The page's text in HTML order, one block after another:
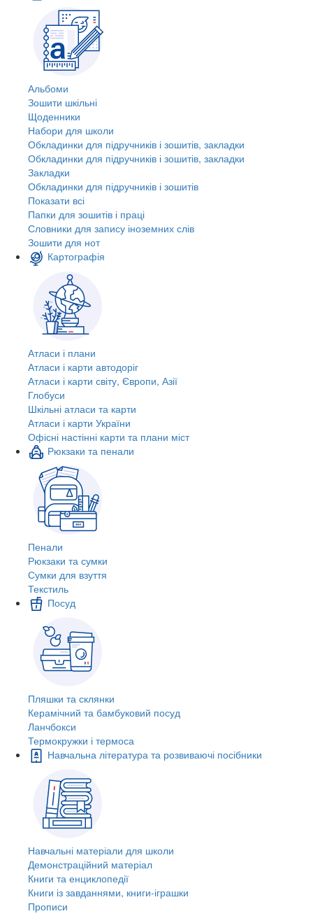
Альбоми
Зошити шкільні
Щоденники
Набори для школи
Обкладинки для підручників і зошитів, закладки
Обкладинки для підручників і зошитів, закладки
Закладки
Обкладинки для підручників і зошитів
Показати всі
Папки для зошитів і праці
Словники для запису іноземних слів
Зошити для нот
Картографія
Атласи і плани
Атласи і карти автодоріг
Атласи і карти світу, Європи, Азії
Глобуси
Шкільні атласи та карти
Атласи і карти України
Офісні настінні карти та плани міст
Рюкзаки та пенали
Пенали
Рюкзаки та сумки
Сумки для взуття
Текстиль
Посуд
Пляшки та склянки
Керамічний та бамбуковий посуд
Ланчбокси
Термокружки і термоса
Навчальна література та розвиваючі посібники
Навчальні матеріали для школи
Демонстраційний матеріал
Книги та енциклопедії
Книги із завданнями, книги-іграшки
Прописи